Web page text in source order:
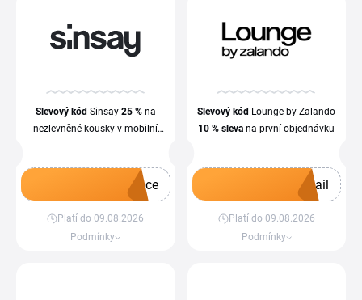
Slevový kód Sinsay 25 %na
nezlevněné kousky v mobilní
Získat kupón
ace
Platí do 09.08.2026
Podmínky
Slevový kód Lounge by Zalando
10 % sleva na první objednávku
Získat kupón
ail
Platí do 09.08.2026
Podmínky